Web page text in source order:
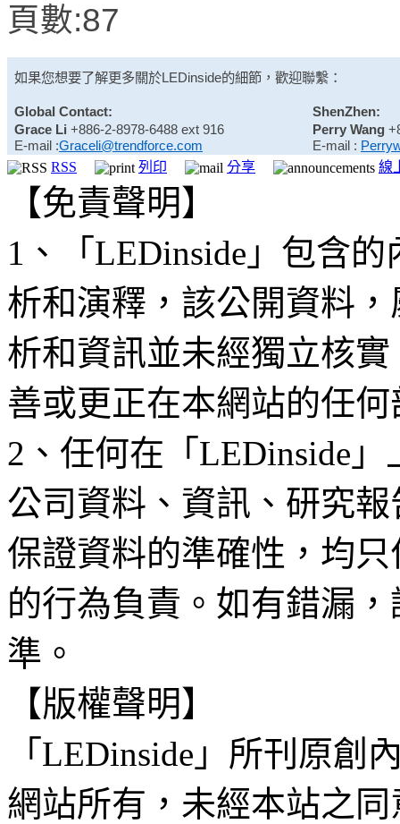
頁數:87
如果您想要了解更多關於LEDinside的細節，歡迎聯繫：
Global Contact:
ShenZhen:
Grace Li +886-2-8978-6488 ext 916
E-mail :Graceli@trendforce.com
Perry Wang
E-mail :
RSS
列印 分享 線
【免責聲明】
1、「LEDinside」包含
析和演釋，該公開資料
析和資訊並未經獨立核
善或更正在本網站的任
2、任何在「LEDinside
公司資料、資訊、研究
保證資料的準確性，均
的行為負責。如有錯漏
準。
【版權聲明】
「LEDinside」所刊原創
網站所有，未經本站之